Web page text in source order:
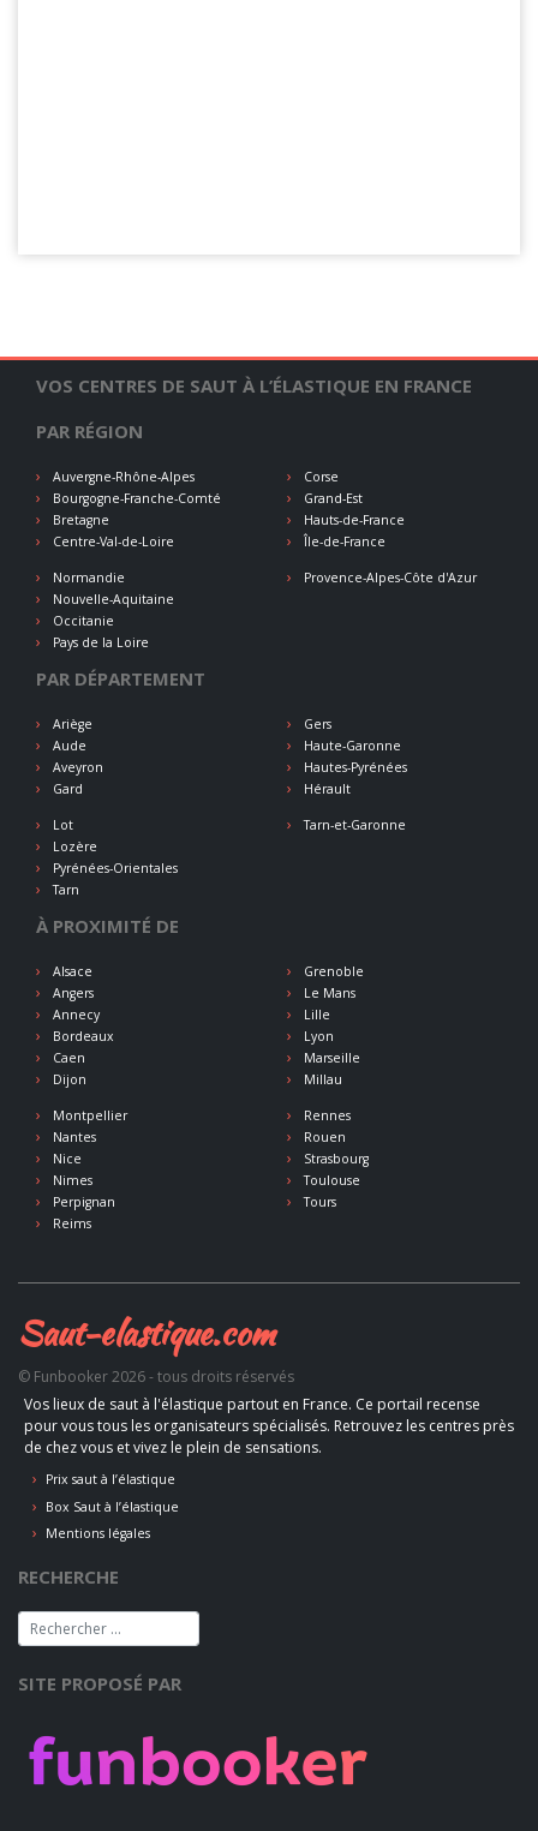
VOS CENTRES DE SAUT À L’ÉLASTIQUE EN FRANCE
PAR RÉGION
Auvergne-Rhône-Alpes
Bourgogne-Franche-Comté
Bretagne
Centre-Val-de-Loire
Corse
Grand-Est
Hauts-de-France
Île-de-France
Normandie
Nouvelle-Aquitaine
Occitanie
Pays de la Loire
Provence-Alpes-Côte d'Azur
PAR DÉPARTEMENT
Ariège
Aude
Aveyron
Gard
Gers
Haute-Garonne
Hautes-Pyrénées
Hérault
Lot
Lozère
Pyrénées-Orientales
Tarn
Tarn-et-Garonne
À PROXIMITÉ DE
Alsace
Angers
Annecy
Bordeaux
Caen
Dijon
Grenoble
Le Mans
Lille
Lyon
Marseille
Millau
Montpellier
Nantes
Nice
Nimes
Perpignan
Reims
Rennes
Rouen
Strasbourg
Toulouse
Tours
Saut-elastique.com
© Funbooker 2026 - tous droits réservés
Vos lieux de saut à l'élastique partout en France. Ce portail recense
pour vous tous les organisateurs spécialisés. Retrouvez les centres près
de chez vous et vivez le plein de sensations.
Prix saut à l’élastique
Box Saut à l’élastique
Mentions légales
RECHERCHE
SITE PROPOSÉ PAR